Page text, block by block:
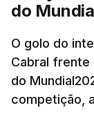
do
O golo do
Cabral frente
do
competição,